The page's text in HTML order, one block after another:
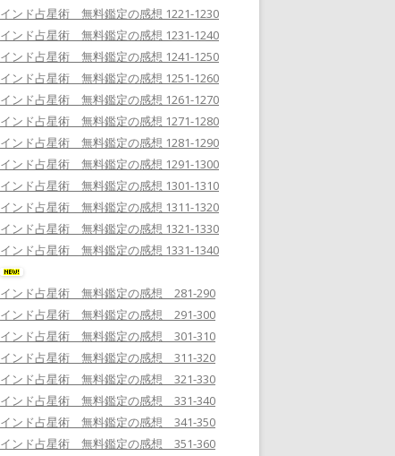
インド占星術 無料鑑定の感想 1221-1230
インド占星術 無料鑑定の感想 1231-1240
インド占星術 無料鑑定の感想 1241-1250
インド占星術 無料鑑定の感想 1251-1260
インド占星術 無料鑑定の感想 1261-1270
インド占星術 無料鑑定の感想 1271-1280
インド占星術 無料鑑定の感想 1281-1290
インド占星術 無料鑑定の感想 1291-1300
インド占星術 無料鑑定の感想 1301-1310
インド占星術 無料鑑定の感想 1311-1320
インド占星術 無料鑑定の感想 1321-1330
インド占星術 無料鑑定の感想 1331-1340
インド占星術 無料鑑定の感想 281-290
インド占星術 無料鑑定の感想 291-300
インド占星術 無料鑑定の感想 301-310
インド占星術 無料鑑定の感想 311-320
インド占星術 無料鑑定の感想 321-330
インド占星術 無料鑑定の感想 331-340
インド占星術 無料鑑定の感想 341-350
インド占星術 無料鑑定の感想 351-360